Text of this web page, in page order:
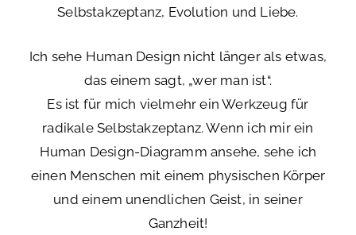
Selbstakzeptanz, Evolution und Liebe.
Ich sehe Human Design nicht länger als etwas,
das einem sagt, „wer man ist“.
Es ist für mich vielmehr ein Werkzeug für
radikale Selbstakzeptanz. Wenn ich mir ein
Human Design-Diagramm ansehe, sehe ich
einen Menschen mit einem physischen Körper
und einem unendlichen Geist, in seiner
Ganzheit!